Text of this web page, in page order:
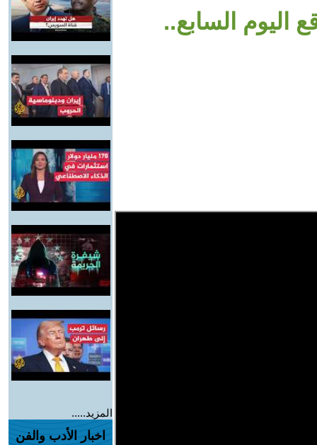
اليوم السابع..
المزيد.....
اخبار الأدب والفن